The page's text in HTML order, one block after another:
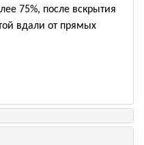
75%, после вскрытия
вдали от прямых